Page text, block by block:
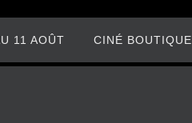
11 AOÛT CINÉ BOUTIQUE